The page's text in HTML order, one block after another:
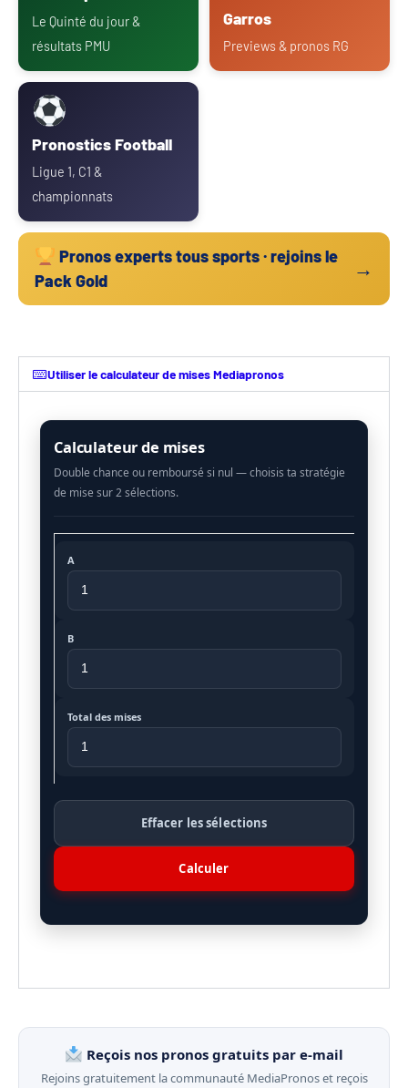
Le Quinté du jour &
résultats PMU
Garros
Previews & pronos RG
Pronostics Football
Ligue 1, C1 &
championnats
Pronos experts tous sports · rejoins le
Pack Gold
→
Utiliser le calculateur de mises Mediapronos
Calculateur de mises
A
B
Total des mises
Effacer les sélections
Calculer
Reçois nos pronos gratuits par e-mail
Rejoins gratuitement la communauté MediaPronos et reçois